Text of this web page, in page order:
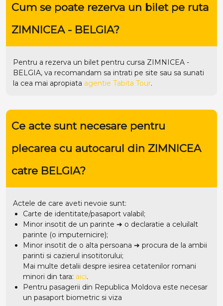
Cum se poate rezerva un bilet pe ruta
ZIMNICEA - BELGIA?
Pentru a rezerva un bilet pentru cursa ZIMNICEA -
BELGIA, va recomandam sa intrati pe site sau sa sunati
la cea mai apropiata agentie Tabita Tour.
Ce acte sunt necesare pentru
plecarea cu autocarul din ZIMNICEA
catre BELGIA?
Actele de care aveti nevoie sunt:
Carte de identitate/pasaport valabil;
Minor insotit de un parinte ➜ o declaratie a celuilalt
parinte (o imputernicire);
Minor insotit de o alta persoana ➜ procura de la ambii
parinti si cazierul insotitorului;
Mai multe detalii despre iesirea cetatenilor romani
minori din tara: aici.
Pentru pasagerii din Republica Moldova este necesar
un pasaport biometric si viza